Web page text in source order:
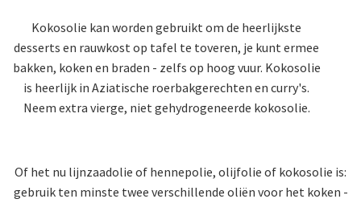
Kokosolie kan worden gebruikt om de heerlijkste
desserts en rauwkost op tafel te toveren, je kunt ermee
bakken, koken en braden - zelfs op hoog vuur. Kokosolie
is heerlijk in Aziatische roerbakgerechten en curry's.
Neem extra vierge, niet gehydrogeneerde kokosolie.
Of het nu lijnzaadolie of hennepolie, olijfolie of kokosolie is:
gebruik ten minste twee verschillende oliën voor het koken -